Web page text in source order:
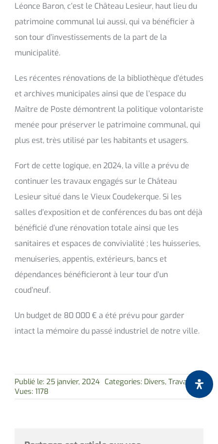
Léonce Baron, c’est le Château Lesieur, haut lieu du
patrimoine communal lui aussi, qui va bénéficier à
son tour d’investissements de la part de la
municipalité.
Les récentes rénovations de la bibliothèque d’études
et archives municipales ainsi que de l’espace du
Maître de Poste démontrent la politique volontariste
menée pour préserver le patrimoine communal, qui
plus est, très utilisé par les habitants et usagers.
Fort de cette logique, en 2024, la ville a prévu de
continuer les travaux engagés sur le Château
Lesieur situé dans le Vieux Coudekerque. Si les
salles d’exposition et de conférences du bas ont déjà
bénéficié d’une rénovation totale ainsi que les
sanitaires et espaces de convivialité ; les huisseries,
menuiseries, appentis, extérieurs, bancs et
dépendances bénéficieront à leur tour d’un
coud’neuf.
Un budget de 80 000 € a été prévu pour garder
intact la mémoire du passé industriel de notre ville.
Publié le: 25 janvier, 2024 Categories: Divers, Travaux
Vues: 1178